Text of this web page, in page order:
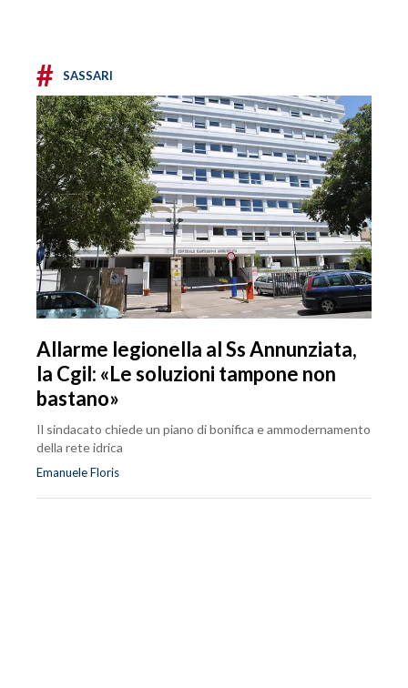
# SASSARI
Allarme legionella al Ss Annunziata,
la Cgil: «Le soluzioni tampone non
bastano»
Il sindacato chiede un piano di bonifica e ammodernamento
della rete idrica
Emanuele Floris